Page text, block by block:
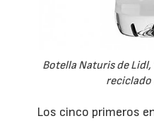
Botella Naturis de
reciclado
Los cinco primeros